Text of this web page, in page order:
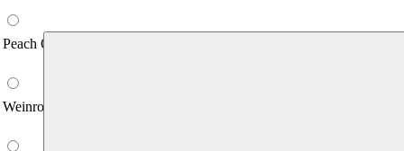
Peach Orange
Weinrot